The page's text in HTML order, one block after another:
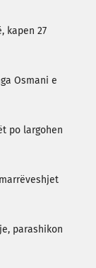
kapen 27
Osmani e
po largohen
parashikon